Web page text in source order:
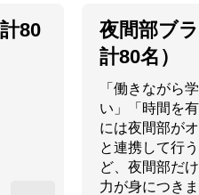
80
夜間部ブ
計80名）
「働きながら
い」「時間を
には夜間部が
と連携して行
ど、夜間部だ
力が身につき